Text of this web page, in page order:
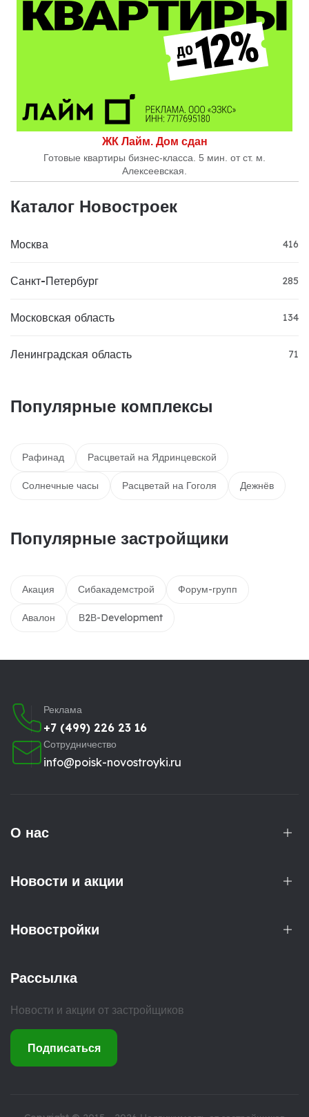
ЖК Лайм. Дом сдан
Готовые квартиры бизнес-класса. 5 мин. от ст. м.
Алексеевская.
Каталог Новостроек
Москва 416
Санкт-Петербург 285
Московская область 134
Ленинградская область 71
Популярные комплексы
Рафинад Расцветай на Ядринцевской
Солнечные часы Расцветай на Гоголя Дежнёв
Популярные застройщики
Акация Сибакадемстрой Форум-групп
Авалон В2В-Development
Реклама
+7 (499) 226 23 16
Сотрудничество
info@poisk-novostroyki.ru
О нас
Новости и акции
Новостройки
Рассылка
Новости и акции от застройщиков
Подписаться